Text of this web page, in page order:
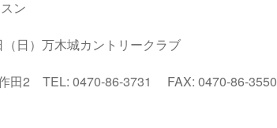
ン
日）万木城カントリークラブ
田2 TEL: 0470-86-3731 FAX: 0470-86-3550